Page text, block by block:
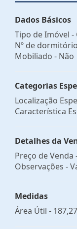
Dados Básicos
Tipo de Imóvel
Nº de
Mobiliado - Não
Categorias
Localização
Característica
Detalhes da
Preço de Venda
Observações -
Medidas
Área Útil -